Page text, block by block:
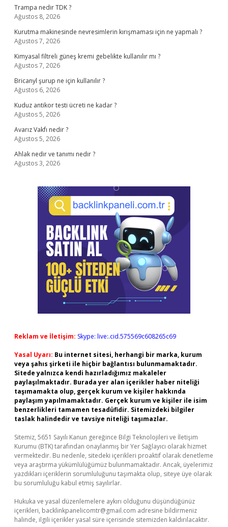
Trampa nedir TDK ?
Ağustos 8, 2026
Kurutma makinesinde nevresimlerin kırışmaması için ne yapmalı ?
Ağustos 7, 2026
Kimyasal filtreli güneş kremi gebelikte kullanılır mı ?
Ağustos 7, 2026
Bricanyl şurup ne için kullanılır ?
Ağustos 6, 2026
Kuduz antikor testi ücreti ne kadar ?
Ağustos 5, 2026
Avarız Vakfı nedir ?
Ağustos 5, 2026
Ahlak nedir ve tanımı nedir ?
Ağustos 3, 2026
Reklam ve İletişim: Skype: live:.cid.575569c608265c69
Yasal Uyarı: Bu internet sitesi, herhangi bir marka, kurum
veya şahıs şirketi ile hiçbir bağlantısı bulunmamaktadır.
Sitede yalnızca kendi hazırladığımız makaleler
paylaşılmaktadır. Burada yer alan içerikler haber niteliği
taşımamakta olup, gerçek kurum ve kişiler hakkında
paylaşım yapılmamaktadır. Gerçek kurum ve kişiler ile isim
benzerlikleri tamamen tesadüfidir. Sitemizdeki bilgiler
taslak halindedir ve tavsiye niteliği taşımazlar.
Sitemiz, 5651 Sayılı Kanun gereğince Bilgi Teknolojileri ve İletişim
Kurumu (BTK) tarafından onaylanmış bir Yer Sağlayıcı olarak hizmet
vermektedir. Bu nedenle, sitedeki içerikleri proaktif olarak denetleme
veya araştırma yükümlülüğümüz bulunmamaktadır. Ancak, üyelerimiz
yazdıkları içeriklerin sorumluluğunu taşımakta olup, siteye üye olarak
bu sorumluluğu kabul etmiş sayılırlar.
Hukuka ve yasal düzenlemelere aykırı olduğunu düşündüğünüz
içerikleri, backlinkpanelicomtr@gmail.com adresine bildirmeniz
halinde, ilgili içerikler yasal süre içerisinde sitemizden kaldırılacaktır.